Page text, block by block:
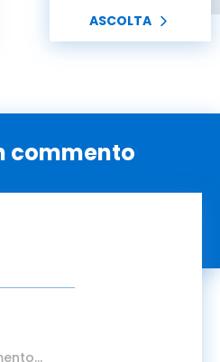
ASCOLTA
commento